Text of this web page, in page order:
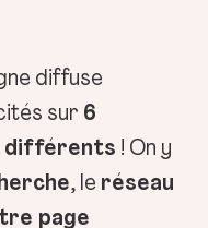
diffuse
sur 6
différents ! On y
, le réseau
page